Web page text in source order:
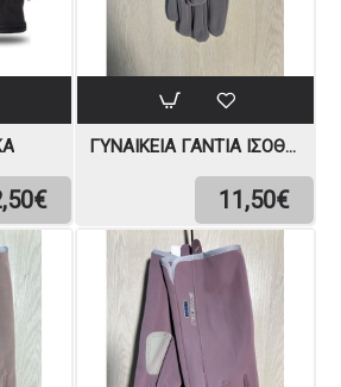
ΓΥΝΑΙΚΕΊΑ ΓΆΝΤΙΑ ΙΣΟΘΕΡΜΙΚΆ
11,50€